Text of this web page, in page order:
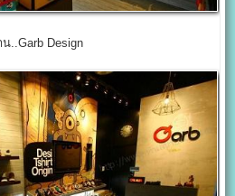
น..Garb Design